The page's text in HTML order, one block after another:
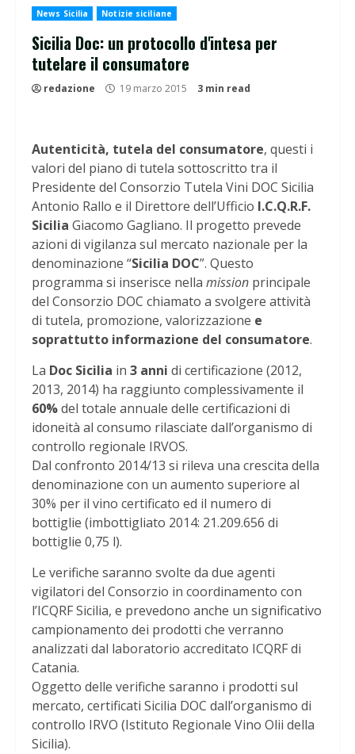
News Sicilia Notizie siciliane
Sicilia Doc: un protocollo d'intesa per
tutelare il consumatore
redazione 19 marzo 2015 3 min read
Autenticità, tutela del consumatore, questi i
valori del piano di tutela sottoscritto tra il
Presidente del Consorzio Tutela Vini DOC Sicilia
Antonio Rallo e il Direttore dell’Ufficio I.C.Q.R.F.
Sicilia Giacomo Gagliano. Il progetto prevede
azioni di vigilanza sul mercato nazionale per la
denominazione “Sicilia DOC”. Questo
programma si inserisce nella mission principale
del Consorzio DOC chiamato a svolgere attività
di tutela, promozione, valorizzazione e
soprattutto informazione del consumatore.
La Doc Sicilia in 3 anni di certificazione (2012,
2013, 2014) ha raggiunto complessivamente il
60%del totale annuale delle certificazioni di
idoneità al consumo rilasciate dall’organismo di
controllo regionale IRVOS.
Dal confronto 2014/13 si rileva una crescita della
denominazione con un aumento superiore al
30% per il vino certificato ed il numero di
bottiglie (imbottigliato 2014: 21.209.656 di
bottiglie 0,75 l).
Le verifiche saranno svolte da due agenti
vigilatori del Consorzio in coordinamento con
l’ICQRF Sicilia, e prevedono anche un significativo
campionamento dei prodotti che verranno
analizzati dal laboratorio accreditato ICQRF di
Catania.
Oggetto delle verifiche saranno i prodotti sul
mercato, certificati Sicilia DOC dall’organismo di
controllo IRVO (Istituto Regionale Vino Olii della
Sicilia).